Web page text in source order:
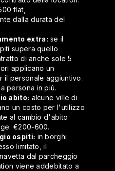
flat,
dalla durata del
extra: se il
supera quello
di anche sole 5
applicano un
il personale aggiuntivo.
persona in più.
abito: alcune ville di
un costo per l'utilizzo
al cambio d'abito
€200-600.
ospiti: in borghi
limitato, il
dal parcheggio
viene addebitato a